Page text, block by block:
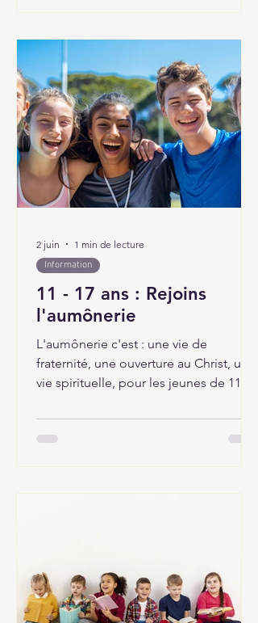
11 - 17 ans : Rejoins
l'aumônerie
L'aumônerie c'est : une vie de
fraternité, une ouverture au Christ, une
vie spirituelle, pour les jeunes de 11 à
Information
2 juin 1 min de lecture